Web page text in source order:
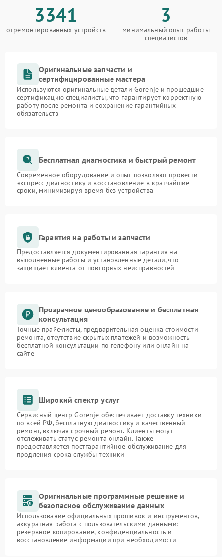
3341
отремонтированных устройств
3
минимальный опыт работы
специалистов
Оригинальные запчасти и
сертифицированные мастера
Используются оригинальные детали Gorenje и прошедшие
сертификацию специалисты, что гарантирует корректную
работу после ремонта и сохранение гарантийных
обязательств
Бесплатная диагностика и быстрый ремонт
Современное оборудование и опыт позволяют провести
экспресс-диагностику и восстановление в кратчайшие
сроки, минимизируя время без устройства
Гарантия на работы и запчасти
Предоставляется документированная гарантия на
выполненные работы и установленные детали, что
защищает клиента от повторных неисправностей
Прозрачное ценообразование и бесплатная
консультация
Точные прайс-листы, предварительная оценка стоимости
ремонта, отсутствие скрытых платежей и возможность
бесплатной консультации по телефону или онлайн на
сайте
Широкий спектр услуг
Сервисный центр Gorenje обеспечивает доставку техники
по всей РФ, бесплатную диагностику и качественный
ремонт, включая срочный ремонт. Клиенты могут
отслеживать статус ремонта онлайн. Также
предоставляется постгарантийное обслуживание для
продления срока службы техники
Оригинальные программные решение и
безопасное обслуживание данных
Использование официальных прошивок и инструментов,
аккуратная работа с пользовательскими данными:
резервное копирование, конфиденциальность и
восстановление информации при необходимости